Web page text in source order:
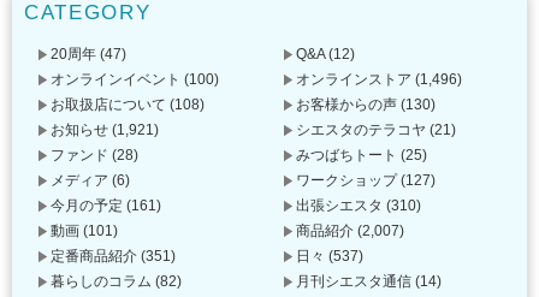
CATEGORY
20周年 (47) Q&A(12)
オンラインイベント (100) オンラインストア (1,496)
お取扱店について (108) お客様からの声 (130)
お知らせ (1,921) シエスタのテラコヤ (21)
ファンド (28) みつばちトート (25)
メディア (6) ワークショップ(127)
今月の予定 (161) 出張シエスタ (310)
動画 (101) 商品紹介 (2,007)
定番商品紹介 (351) 日々 (537)
暮らしのコラム (82) 月刊シエスタ通信 (14)